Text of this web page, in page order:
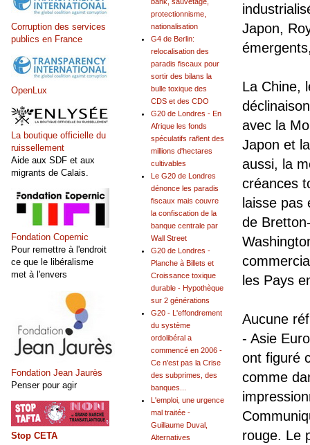
Japon,
La Chine,
avec la
Japon et
aussi, la
créances
laisse pas
de
les Pays
Aucune
- Asie
ont figuré
comme
rouge. Le
protectionnisme,
nationalisation
G4 de Berlin:
relocalisation des
paradis fiscaux pour
sortir des bilans la
bulle toxique des
CDS et des CDO
G20 de Londres - En
Afrique les fonds
spéculatifs raflent des
millions d'hectares
cultivables
Le G20 de Londres
dénonce les paradis
fiscaux mais couvre
la confiscation de la
banque centrale par
Wall Street
G20 de Londres -
Planche à Billets et
Croissance toxique
durable - Hypothèque
sur 2 générations
G20 - L'effondrement
du système
ordolibéral a
commencé en 2006 -
Ce n'est pas la Crise
des subprimes, des
banques...
L'emploi, une urgence
mal traitée -
Guillaume Duval,
Alternatives
Corruption des services
publics en France
OpenLux
La boutique officielle du
ruissellement
Aide aux SDF et aux
migrants de Calais.
Fondation Copernic
Pour remettre à l'endroit
ce que le libéralisme
met à l'envers
Fondation Jean Jaurès
Penser pour agir
Stop CETA